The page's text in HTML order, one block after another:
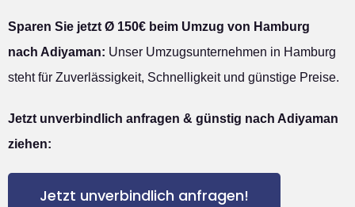
Sparen Sie jetzt Ø 150€ beim Umzug von Hamburg
nach Adiyaman: Unser Umzugsunternehmen in Hamburg
steht für Zuverlässigkeit, Schnelligkeit und günstige Preise.
Jetzt unverbindlich anfragen & günstig nach Adiyaman
ziehen:
Jetzt unverbindlich anfragen!